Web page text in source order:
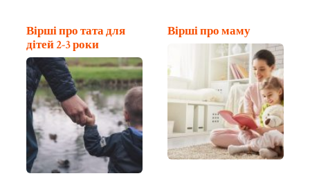
Вірші про тата для
дітей 2-3 роки
Вірші про маму